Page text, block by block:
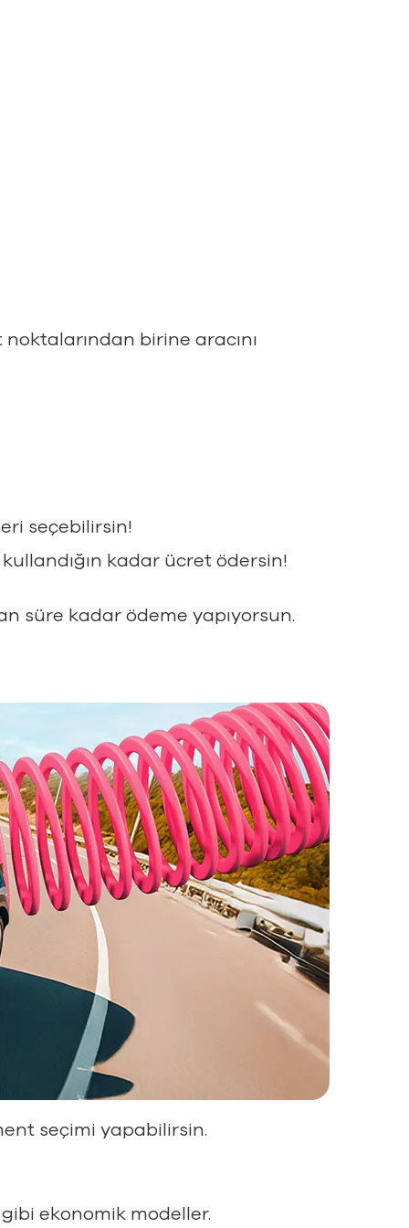
birine aracını
seçebilirsin!
kadar ücret ödersin!
süre kadar ödeme yapıyorsun.
seçimi yapabilirsin.
ekonomik modeller.